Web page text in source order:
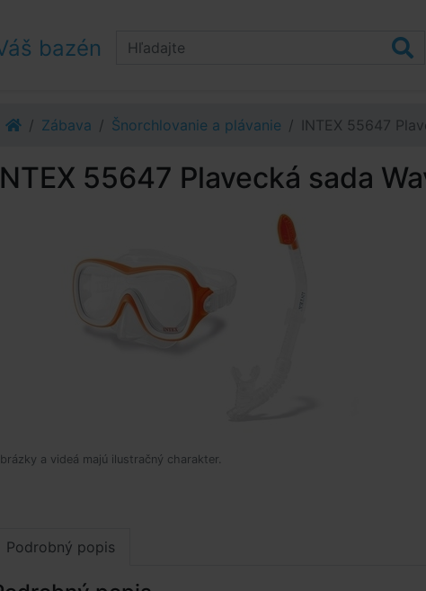
bazén
Zábava Šnorchlovanie a plávanie INTEX 55647
55647 Plavecká sada
a videá majú ilustračný charakter.
Podrobný popis